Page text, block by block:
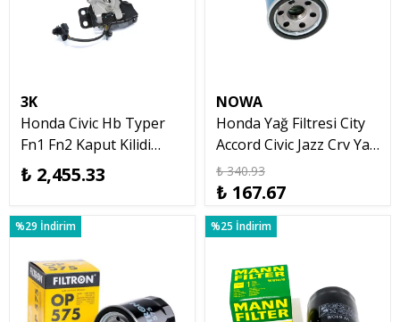
3K
Honda Civic Hb Typer
Fn1 Fn2 Kaput Kilidi
Orjinal 2007 2012
₺ 2,455.33
NOWA
Honda Yağ Filtresi City
Accord Civic Jazz Crv Yağ
Filtresi Nowa
₺ 340.93
₺ 167.67
%29 İndirim %25 İndirim